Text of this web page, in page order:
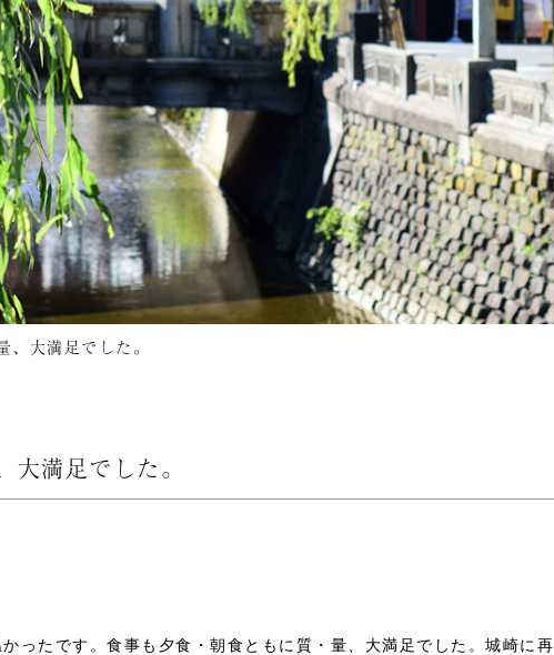
大満足でした。
満足でした。
ったです。食事も夕食・朝食ともに質・量、大満足でした。城崎に再